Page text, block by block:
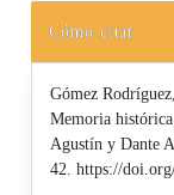
Cómo citar
Gómez
Memoria histórica
Agustín y Dante
42. https://